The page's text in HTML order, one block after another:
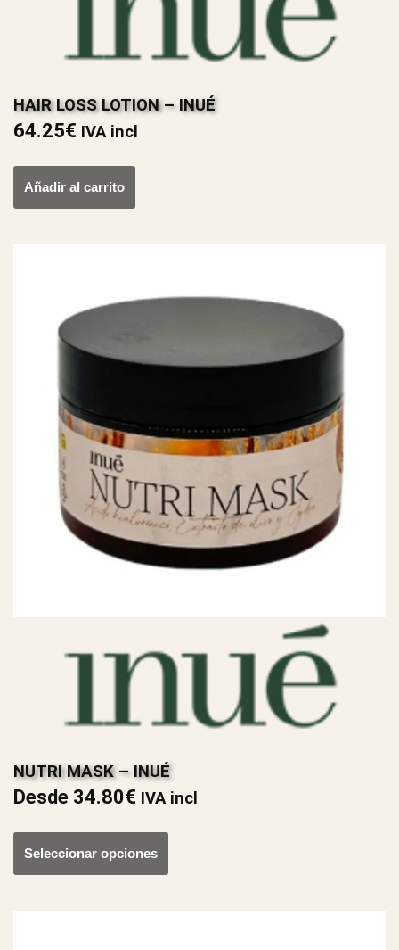
HAIR LOSS LOTION – INUÉ
64.25€ IVA incl
Añadir al carrito
NUTRI MASK – INUÉ
Desde 34.80€ IVA incl
Seleccionar opciones